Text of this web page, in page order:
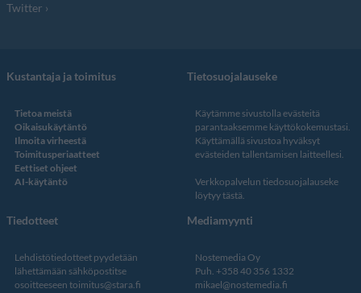
Twitter
Kustantaja ja toimitus
Tietoa meistä
Oikaisukäytäntö
Ilmoita virheestä
Toimitusperiaatteet
Eettiset ohjeet
AI-käytäntö
Tietosuojalauseke
Käytämme sivustolla evästeitä
parantaaksemme käyttökokemustasi.
Käyttämällä sivustoa hyväksyt
evästeiden tallentamisen laitteellesi.
Verkkopalvelun tiedosuojalauseke
löytyy tästä
Tiedotteet
Lehdistötiedotteet pyydetään
lähettämään sähköpostitse
osoitteeseen toimitus@stara.fi
Mediamyynti
Nostemedia Oy
Puh. +358 40 356 1332
mikael@nostemedia.fi